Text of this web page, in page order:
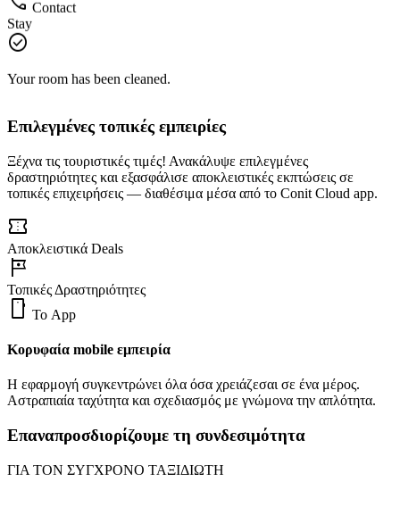
wifi_calling Contact
Stay
check_circle
Your room has been cleaned.
Επιλεγμένες τοπικές εμπειρίες
Ξέχνα τις τουριστικές τιμές! Ανακάλυψε επιλεγμένες
δραστηριότητες και εξασφάλισε αποκλειστικές εκπτώσεις σε
τοπικές επιχειρήσεις — διαθέσιμα μέσα από το Conit Cloud app.
confirmation_number
Αποκλειστικά Deals
tour
Τοπικές Δραστηριότητες
smartphone Το App
Κορυφαία mobile εμπειρία
Η εφαρμογή συγκεντρώνει όλα όσα χρειάζεσαι σε ένα μέρος.
Αστραπιαία ταχύτητα και σχεδιασμός με γνώμονα την απλότητα.
Επαναπροσδιορίζουμε τη συνδεσιμότητα
ΓΙΑ ΤΟΝ ΣΥΓΧΡΟΝΟ ΤΑΞΙΔΙΩΤΗ